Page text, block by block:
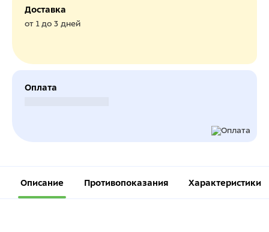
Доставка
от 1 до 3 дней
Оплата
Описание Противопоказания Характеристики